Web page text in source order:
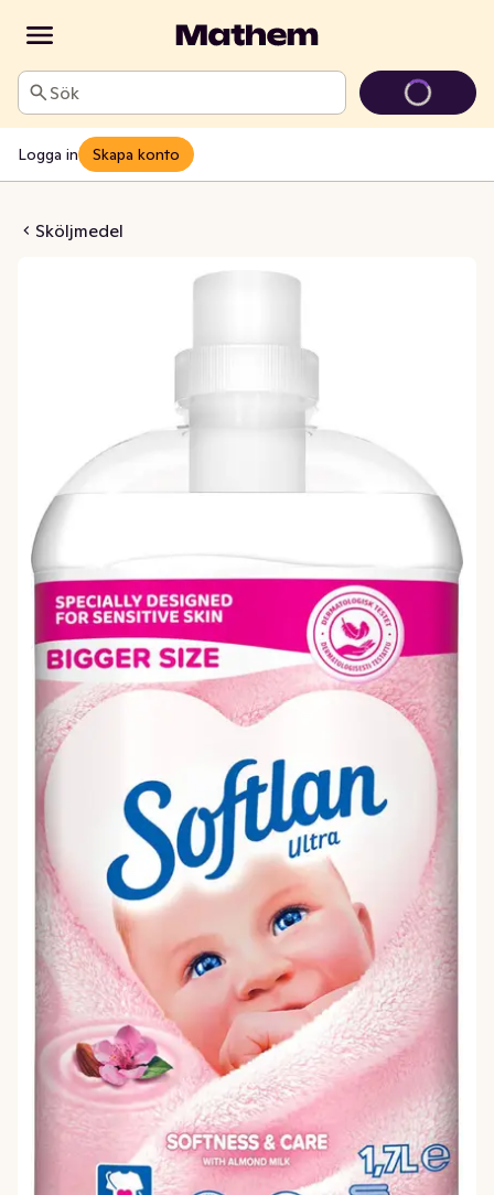
Sök
Logga in Skapa konto
Sköljmedel
& Care Storpack